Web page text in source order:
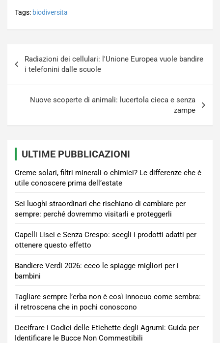
Tags: biodiversita
articoli
Radiazioni dei cellulari: l'Unione Europea vuole bandire
i telefonini dalle scuole
Nuove scoperte di animali: lucertola cieca e senza
zampe
ULTIME PUBBLICAZIONI
Creme solari, filtri minerali o chimici? Le differenze che è
utile conoscere prima dell’estate
Sei luoghi straordinari che rischiano di cambiare per
sempre: perché dovremmo visitarli e proteggerli
Capelli Lisci e Senza Crespo: scegli i prodotti adatti per
ottenere questo effetto
Bandiere Verdi 2026: ecco le spiagge migliori per i
bambini
Tagliare sempre l’erba non è così innocuo come sembra:
il retroscena che in pochi conoscono
Decifrare i Codici delle Etichette degli Agrumi: Guida per
Identificare le Bucce Non Commestibili